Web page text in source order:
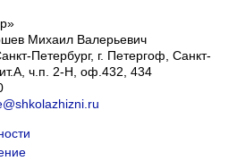
Михаил Валерьевич
Петербург, г. Петергоф, Санкт-
ч.п. 2-Н, оф.432, 434